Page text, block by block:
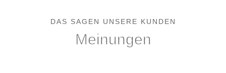
DAS SAGEN UNSERE KUNDEN
Meinungen